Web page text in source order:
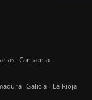
Cantabria
Galicia La Rioja